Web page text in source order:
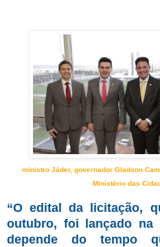
ministro Jáder, governador Gladson
Ministério das
“O edital da licitação,
outubro, foi lançado na
depende do tempo